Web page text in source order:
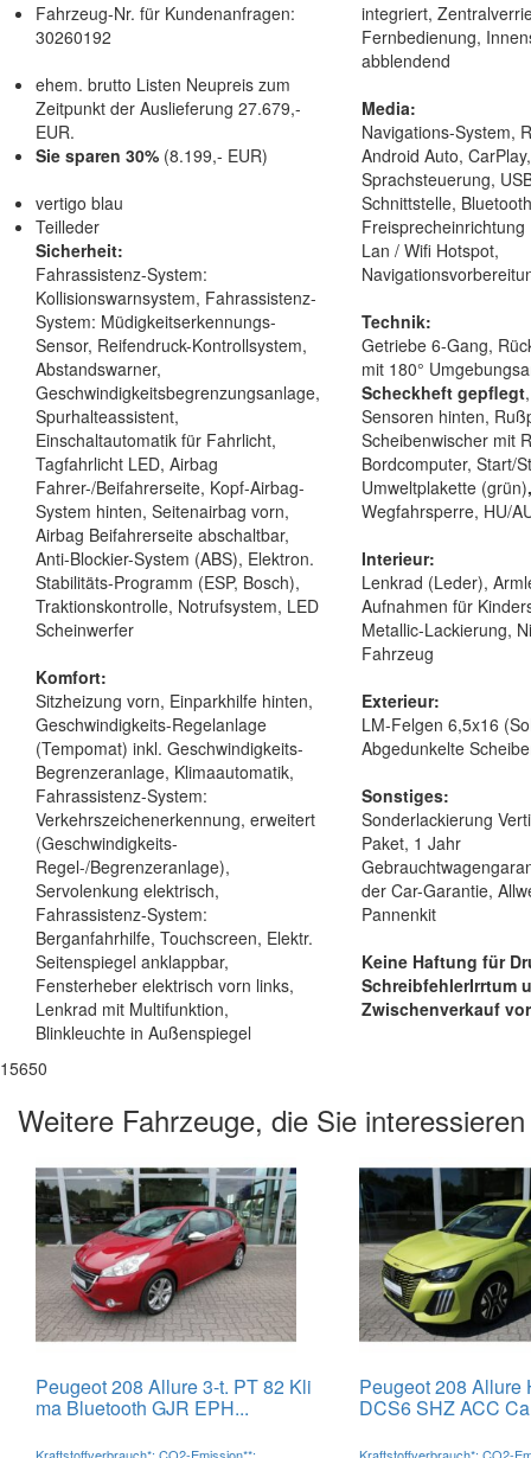
Fahrzeug-Nr. für Kundenanfragen:
30260192
ehem. brutto Listen Neupreis zum
Zeitpunkt der Auslieferung 27.679,-
EUR.
Sie sparen 30% (8.199,- EUR)
vertigo blau
Teilleder
Sicherheit:
Fahrassistenz-System:
Kollisionswarnsystem, Fahrassistenz-
System: Müdigkeitserkennungs-
Sensor, Reifendruck-Kontrollsystem,
Abstandswarner,
Geschwindigkeitsbegrenzungsanlage,
Spurhalteassistent,
Einschaltautomatik für Fahrlicht,
Tagfahrlicht LED, Airbag
Fahrer-/Beifahrerseite, Kopf-Airbag-
System hinten, Seitenairbag vorn,
Airbag Beifahrerseite abschaltbar,
Anti-Blockier-System (ABS), Elektron.
Stabilitäts-Programm (ESP, Bosch),
Traktionskontrolle, Notrufsystem, LED
Scheinwerfer
Komfort:
Sitzheizung vorn, Einparkhilfe hinten,
Geschwindigkeits-Regelanlage
(Tempomat) inkl. Geschwindigkeits-
Begrenzeranlage, Klimaautomatik,
Fahrassistenz-System:
Verkehrszeichenerkennung, erweitert
(Geschwindigkeits-
Regel-/Begrenzeranlage),
Servolenkung elektrisch,
Fahrassistenz-System:
Berganfahrhilfe, Touchscreen, Elektr.
Seitenspiegel anklappbar,
Fensterheber elektrisch vorn links,
Lenkrad mit Multifunktion,
Blinkleuchte in Außenspiegel
integriert,
Fernbedienung,
abblendend
Media:
Navigations-System,
Android Auto, CarPlay,
Sprachsteuerung,
Schnittstelle,
Lan / Wifi Hotspot,
Technik:
Getriebe 6-Gang,
mit 180°
Scheckheft gepflegt
Sensoren hinten,
Scheibenwischer mit
Bordcomputer, Start/
Umweltplakette (grün)
Wegfahrsperre, HU/
Interieur:
Lenkrad (Leder),
Aufnahmen für
Metallic-Lackierung,
Fahrzeug
Exterieur:
LM-Felgen 6,5x16
Abgedunkelte
Sonstiges:
Sonderlackierung
Paket, 1 Jahr
der Car-Garantie,
Pannenkit
Keine Haftung für
SchreibfehlerIrrtum
Zwischenverkauf
15650
Weitere Fahrzeuge, die Sie
Peugeot 208 Allure 3-t. PT 82 Kli
ma Bluetooth GJR EPH...
Kraftstoffverbrauch*: CO2-Emission**:
Peugeot 208 Allure
DCS6 SHZ ACC
Kraftstoffverbrauch*: CO2-